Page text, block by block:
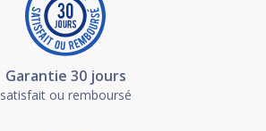
Garantie 30 jours
satisfait ou remboursé